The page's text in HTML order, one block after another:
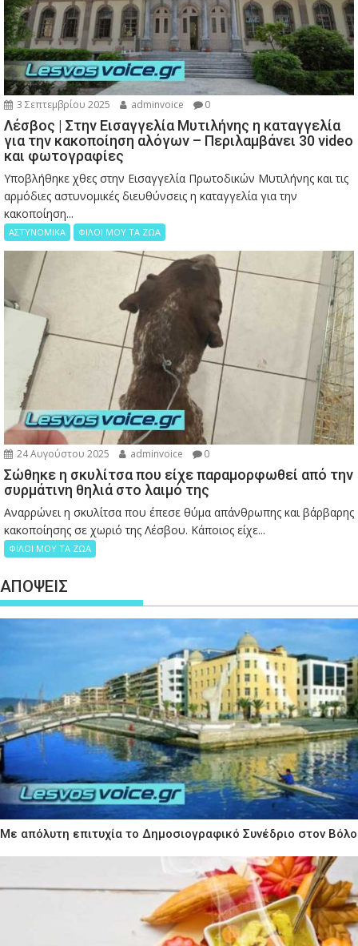
3 Σεπτεμβρίου 2025 adminvoice 0
Λέσβος | Στην Εισαγγελία Μυτιλήνης η καταγγελία
για την κακοποίηση αλόγων – Περιλαμβάνει 30 video
και φωτογραφίες
Υποβλήθηκε χθες στην Εισαγγελία Πρωτοδικών Μυτιλήνης και τις
αρμόδιες αστυνομικές διευθύνσεις η καταγγελία για την
κακοποίηση...
ΑΣΤΥΝΟΜΙΚΑ ΦΙΛΟΙ ΜΟΥ ΤΑ ΖΩΑ
24 Αυγούστου 2025 adminvoice 0
Σώθηκε η σκυλίτσα που είχε παραμορφωθεί από την
συρμάτινη θηλιά στο λαιμό της
Αναρρώνει η σκυλίτσα που έπεσε θύμα απάνθρωπης και βάρβαρης
κακοποίησης σε χωριό της Λέσβου. Κάποιος είχε...
ΦΙΛΟΙ ΜΟΥ ΤΑ ΖΩΑ
ΑΠΟΨΕΙΣ
Με απόλυτη επιτυχία το Δημοσιογραφικό Συνέδριο στον Βόλο